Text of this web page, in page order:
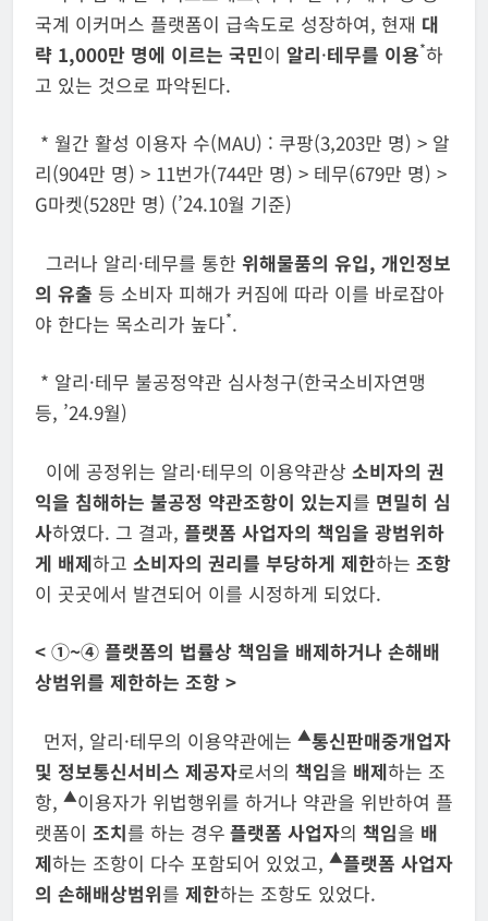
국계 이커머스 플랫폼이 급속도로 성장하여, 현재 대
략 1,000만 명에 이르는 국민이 알리·테무를 이용*하
고 있는 것으로 파악된다.
* 월간 활성 이용자 수(MAU) : 쿠팡(3,203만 명) > 알
리(904만 명) > 11번가(744만 명) > 테무(679만 명) >
G마켓(528만 명) (’24.10월 기준)
그러나 알리·테무를 통한 위해물품의 유입, 개인정보
의 유출 등 소비자 피해가 커짐에 따라 이를 바로잡아
야 한다는 목소리가 높다*.
* 알리·테무 불공정약관 심사청구(한국소비자연맹
등, ’24.9월)
이에 공정위는 알리·테무의 이용약관상 소비자의 권
익을 침해하는 불공정 약관조항이 있는지를 면밀히 심
사하였다. 그 결과, 플랫폼 사업자의 책임을 광범위하
게 배제하고 소비자의 권리를 부당하게 제한하는 조항
이 곳곳에서 발견되어 이를 시정하게 되었다.
< ①~④ 플랫폼의 법률상 책임을 배제하거나 손해배
상범위를 제한하는 조항 >
먼저, 알리·테무의 이용약관에는 ▲통신판매중개업자
및 정보통신서비스 제공자로서의 책임을 배제하는 조
항, ▲이용자가 위법행위를 하거나 약관을 위반하여 플
랫폼이 조치를 하는 경우 플랫폼 사업자의 책임을 배
제하는 조항이 다수 포함되어 있었고, ▲플랫폼 사업자
의 손해배상범위를 제한하는 조항도 있었다.